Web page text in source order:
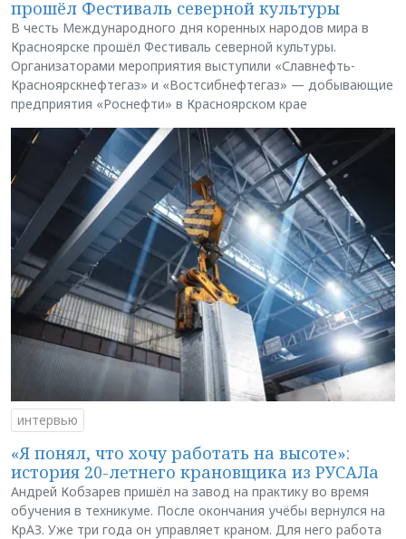
прошёл Фестиваль северной культуры
В честь Международного дня коренных народов мира в
Красноярске прошёл Фестиваль северной культуры.
Организаторами мероприятия выступили «Славнефть-
Красноярскнефтегаз» и «Востсибнефтегаз» — добывающие
предприятия «Роснефти» в Красноярском крае
интервью
«Я понял, что хочу работать на высоте»:
история 20-летнего крановщика из РУСАЛа
Андрей Кобзарев пришёл на завод на практику во время
обучения в техникуме. После окончания учёбы вернулся на
КрАЗ. Уже три года он управляет краном. Для него работа